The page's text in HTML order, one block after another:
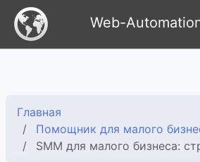
Web-
Главная
Помощник для малого
SMM для малого бизнеса: стратегия,